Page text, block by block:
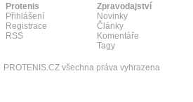
Protenis
Přihlášení
Registrace
RSS
Zpravodajství
Novinky
Články
Komentáře
Tagy
PROTENIS.CZ všechna práva vyhrazena